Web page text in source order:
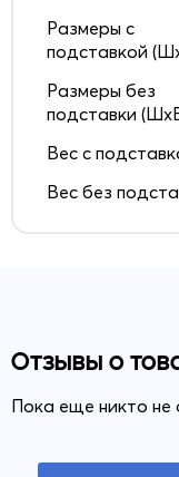
Размеры с
подставкой
Размеры без
подставки
Вес с
Вес без
Отзывы о
Пока еще никто не